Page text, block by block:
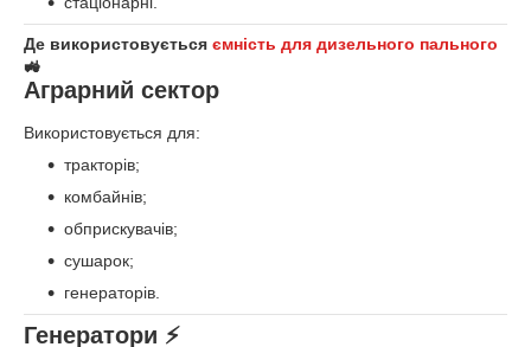
Де використовується ємність для дизельного пального
🚜
Аграрний сектор
Використовується для:
тракторів;
комбайнів;
обприскувачів;
сушарок;
генераторів.
Генератори ⚡